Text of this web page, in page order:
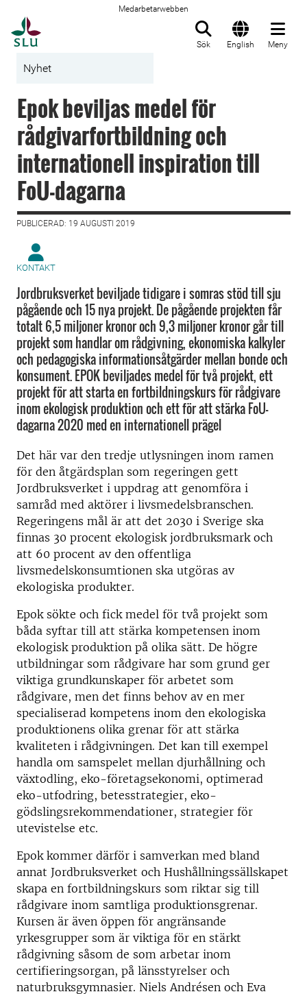
Medarbetarwebben
Sök English Meny
Nyhet
Epok beviljas medel för
rådgivarfortbildning och
internationell inspiration till
FoU-dagarna
PUBLICERAD: 19 AUGUSTI 2019
KONTAKT
Jordbruksverket beviljade tidigare i somras stöd till sju
pågående och 15 nya projekt. De pågående projekten får
totalt 6,5 miljoner kronor och 9,3 miljoner kronor går till
projekt som handlar om rådgivning, ekonomiska kalkyler
och pedagogiska informationsåtgärder mellan bonde och
konsument. EPOK beviljades medel för två projekt, ett
projekt för att starta en fortbildningskurs för rådgivare
inom ekologisk produktion och ett för att stärka FoU-
dagarna 2020 med en internationell prägel
Det här var den tredje utlysningen inom ramen
för den åtgärdsplan som regeringen gett
Jordbruksverket i uppdrag att genomföra i
samråd med aktörer i livsmedelsbranschen.
Regeringens mål är att det 2030 i Sverige ska
finnas 30 procent ekologisk jordbruksmark och
att 60 procent av den offentliga
livsmedelskonsumtionen ska utgöras av
ekologiska produkter.
Epok sökte och fick medel för två projekt som
båda syftar till att stärka kompetensen inom
ekologisk produktion på olika sätt. De högre
utbildningar som rådgivare har som grund ger
viktiga grundkunskaper för arbetet som
rådgivare, men det finns behov av en mer
specialiserad kompetens inom den ekologiska
produktionens olika grenar för att stärka
kvaliteten i rådgivningen. Det kan till exempel
handla om samspelet mellan djurhållning och
växtodling, eko-företagsekonomi, optimerad
eko-utfodring, betesstrategier, eko-
gödslingsrekommendationer, strategier för
utevistelse etc.
Epok kommer därför i samverkan med bland
annat Jordbruksverket och Hushållningssällskapet
skapa en fortbildningskurs som riktar sig till
rådgivare inom samtliga produktionsgrenar.
Kursen är även öppen för angränsande
yrkesgrupper som är viktiga för en stärkt
rådgivning såsom de som arbetar inom
certifieringsorgan, på länsstyrelser och
naturbruksgymnasier. Niels Andrésen och Eva